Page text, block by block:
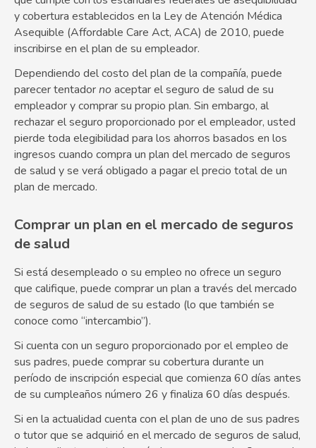
y cobertura establecidos en la Ley de Atención Médica
Asequible (Affordable Care Act, ACA) de 2010, puede
inscribirse en el plan de su empleador.
Dependiendo del costo del plan de la compañía, puede
parecer tentadornoaceptar el seguro de salud de su
empleador y comprar su propio plan. Sin embargo, al
rechazar el seguro proporcionado por el empleador, usted
pierde toda elegibilidad para los ahorros basados en los
ingresos cuando compra un plan del mercado de seguros
de salud y se verá obligado a pagar el precio total de un
plan de mercado.
Comprar un plan en el mercado de seguros
de salud
Si está desempleado o su empleo no ofrece un seguro
que califique, puede comprar un plan a través del mercado
de seguros de salud de su estado (lo que también se
conoce como “intercambio”).
Si cuenta con un seguro proporcionado por el empleo de
sus padres, puede comprar su cobertura durante un
período de inscripción especial que comienza 60 días antes
de su cumpleaños número 26 y finaliza 60 días después.
Si en la actualidad cuenta con el plan de uno de sus padres
o tutor que se adquirió en el mercado de seguros de salud,